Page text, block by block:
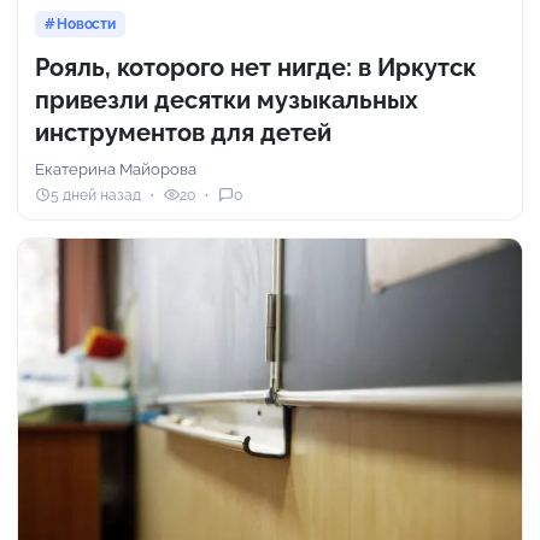
Новости
Рояль, которого нет нигде: в Иркутск
привезли десятки музыкальных
инструментов для детей
Екатерина Майорова
5 дней назад 20 0